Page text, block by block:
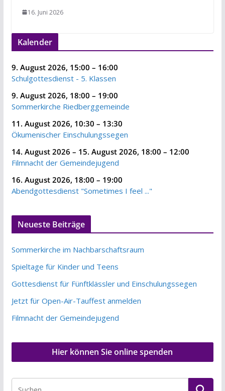
16. Juni 2026
Kalender
9. August 2026, 15:00 – 16:00
Schulgottesdienst - 5. Klassen
9. August 2026, 18:00 – 19:00
Sommerkirche Riedberggemeinde
11. August 2026, 10:30 – 13:30
Ökumenischer Einschulungssegen
14. August 2026 – 15. August 2026, 18:00 – 12:00
Filmnacht der Gemeindejugend
16. August 2026, 18:00 – 19:00
Abendgottesdienst "Sometimes I feel ..."
Neueste Beiträge
Sommerkirche im Nachbarschaftsraum
Spieltage für Kinder und Teens
Gottesdienst für Fünftklässler und Einschulungssegen
Jetzt für Open-Air-Tauffest anmelden
Filmnacht der Gemeindejugend
Hier können Sie online spenden